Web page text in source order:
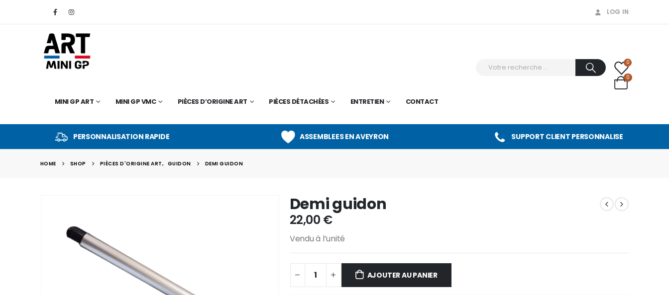
LOG IN
MINI GP ART MINI GP VMC PIÈCES D’ORIGINE ART PIÈCES DÉTACHÉES ENTRETIEN CONTACT
0
0
PERSONNALISATION RAPIDE ASSEMBLEES EN AVEYRON SUPPORT CLIENT PERSONNALISE
HOME SHOP PIÈCES D'ORIGINE ART, GUIDON DEMI GUIDON
Demi guidon
22,00 €
Vendu à l’unité
AJOUTER AU PANIER